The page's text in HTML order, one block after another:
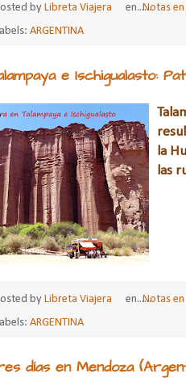
by Libreta Viajera en......Notas
ARGENTINA
e Ischigualasto:
la
las
by Libreta Viajera en......Notas
ARGENTINA
días en Mendoza